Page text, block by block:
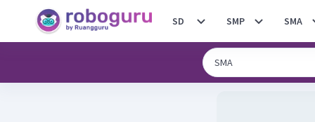
SD SMP SMA